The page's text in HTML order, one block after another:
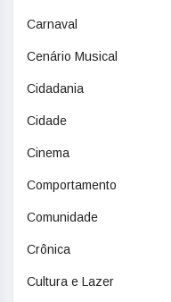
Carnaval
Cenário Musical
Cidadania
Cidade
Cinema
Comportamento
Comunidade
Crônica
Cultura e Lazer